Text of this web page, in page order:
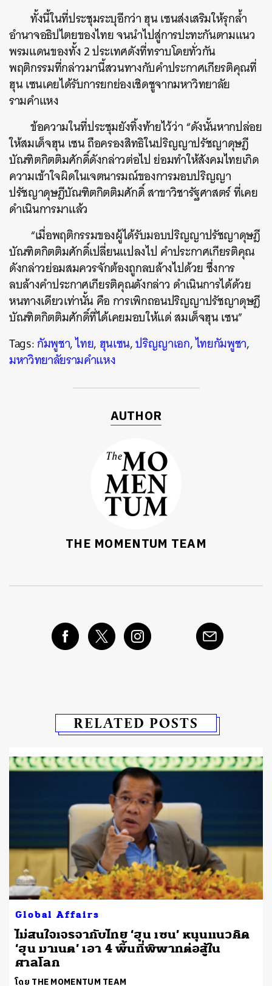
ทั้งนี้ในที่ประชุมระบุอีกว่า ฮุน เซนส่งเสริมให้รุกล้ำ
อำนาจอธิปไตยของไทย จนนำไปสู่การปะทะกันตามแนว
พรมแดนของทั้ง 2 ประเทศดังที่ทราบโดยทั่วกัน
พฤติกรรมที่กล่าวมานี้สวนทางกับคำประกาศเกียรติคุณที่
ฮุน เซนเคยได้รับการยกย่องเชิดชูจากมหาวิทยาลัย
รามคำแหง
ข้อความในที่ประชุมยังทิ้งท้ายไว้ว่า “ดังนั้นหากปล่อย
ให้สมเด็จฮุน เซน ถือครองสิทธิในปริญญาปรัชญาดุษฎี
บัณฑิตกิตติมศักดิ์ดังกล่าวต่อไป ย่อมทำให้สังคมไทยเกิด
ความเข้าใจผิดในเจตนารมณ์ของการมอบปริญญา
ปรัชญาดุษฎีบัณฑิตกิตติมศักดิ์ สาขาวิชารัฐศาสตร์ ที่เคย
ดำเนินการมาแล้ว
“เมื่อพฤติกรรมของผู้ได้รับมอบปริญญาปรัชญาดุษฎี
บัณฑิตกิตติมศักดิ์เปลี่ยนแปลงไป คำประกาศเกียรติคุณ
ดังกล่าวย่อมสมควรจักต้องถูกลบล้างไปด้วย ซึ่งการ
ลบล้างคำประกาศเกียรติคุณดังกล่าว ดำเนินการได้ด้วย
หนทางเดียวเท่านั้น คือ การเพิกถอนปริญญาปรัชญาดุษฎี
บัณฑิตกิตติมศักดิ์ที่ได้เคยมอบให้แด่ สมเด็จฮุน เซน”
Tags:กัมพูชา,ไทย, ฮุนเซน,ปริญญาเอก,ไทยกัมพูชา,
มหาวิทยาลัยรามคำแหง
AUTHOR
THE MOMENTUM TEAM
RELATED POSTS
Global Affairs
ไม่สนใจเจรจากับไทย ‘ฮุน เซน’ หนุนแนวคิด
‘ฮุน มาเนต’ เอา 4 พื้นที่พิพาทต่อสู้ใน
ศาลโลก
โดย THE MOMENTUM TEAM
ค้นหา
SHARE TWEET LINE EMAIL